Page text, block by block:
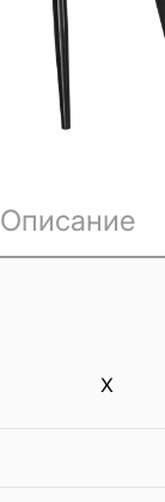
Описание
X